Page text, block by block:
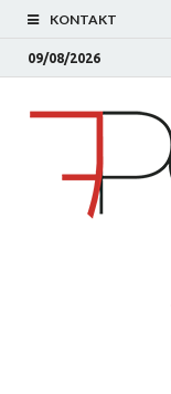
KONTAKT
09/08/2026